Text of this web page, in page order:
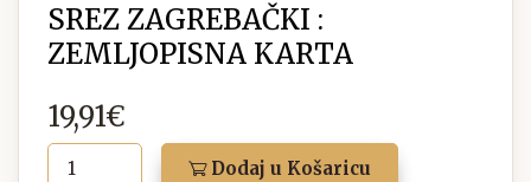
SREZ ZAGREBAČKI :
ZEMLJOPISNA KARTA
19,91€
Dodaj u Košaricu